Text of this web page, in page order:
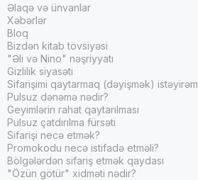
Əlaqə və ünvanlar
Xəbərlər
Bloq
Bizdən kitab tövsiyəsi
"Əli və Nino" nəşriyyatı
Gizlilik siyasəti
Sifarişimi qaytarmaq (dəyişmək) istəyirəm
Pulsuz dənəmə nədir?
Geyimlərin rahat qaytarılması
Pulsuz çatdırılma fürsəti
Sifarişi necə etmək?
Promokodu necə istifadə etməli?
Bölgələrdən sifariş etmək qaydası
"Özün götür" xidməti nədir?